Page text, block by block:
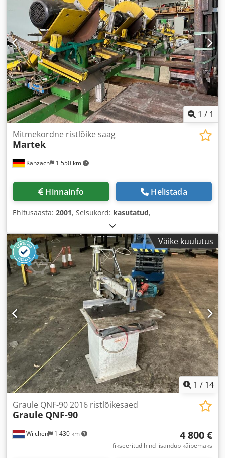
1 / 1
Kanzach 1 550 km
Mitmekordne ristlõike saag
Martek
Hinnainfo Helistada
Ehitusaasta: 2001, Seisukord: kasutatud,
Väike kuulutus
1 / 14
Wijchen 1 430 km
Graule QNF-90 2016 ristlõikesaed
Graule QNF-90
4 800 €
fikseeritud hind lisandub käibemaks